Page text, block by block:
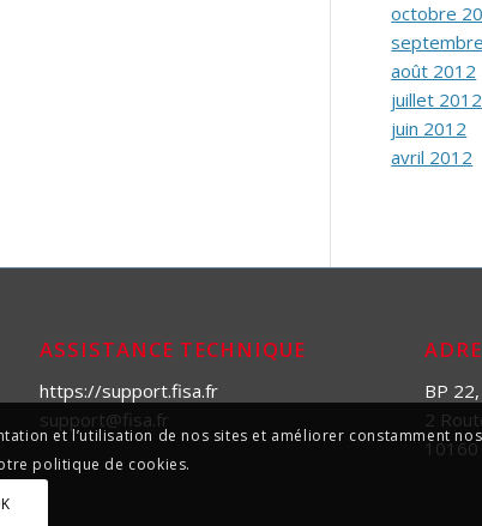
octobre
août 2012
juillet 2012
juin 2012
avril 2012
ASSISTANCE TECHNIQUE
https://support.fisa.fr
support@fisa.fr
BP
2
10160
et l’utilisation de nos sites et améliorer constamment
politique de cookies.